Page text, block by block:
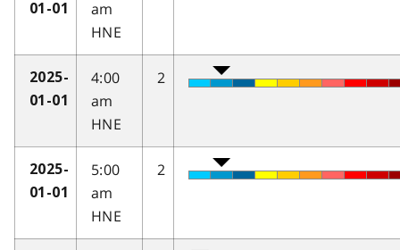
01-01
am
HNE
2025-
01-01
4:00
am
HNE
2
2025-
01-01
5:00
am
HNE
2